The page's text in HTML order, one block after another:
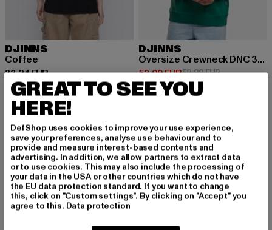
DJINNS
Coffee
33,24 EUR
Derzeitiger Preis: 33,24 EUR
DJINNS
Oversize Crewneck DNC 30th
53,99 EUR
Derzeitiger Preis: 53,99 EUR
59,99 EURAktionspreis:
GREAT TO SEE YOU
HERE!
DefShop uses cookies to improve your use experience,
save your preferences, analyse use behaviour and to
provide and measure interest-based contents and
advertising. In addition, we allow partners to extract data
or to use cookies. This may also include the processing of
your data in the USA or other countries which do not have
the EU data protection standard. If you want to change
this, click on "Custom settings". By clicking on "Accept" you
agree to this. Data protection